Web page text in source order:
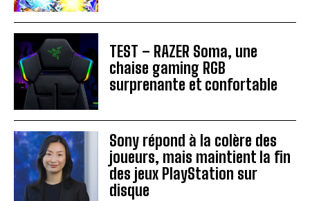
TEST – RAZER Soma, une
chaise gaming RGB
surprenante et confortable
Sony répond à la colère des
joueurs, mais maintient la fin
des jeux PlayStation sur
disque